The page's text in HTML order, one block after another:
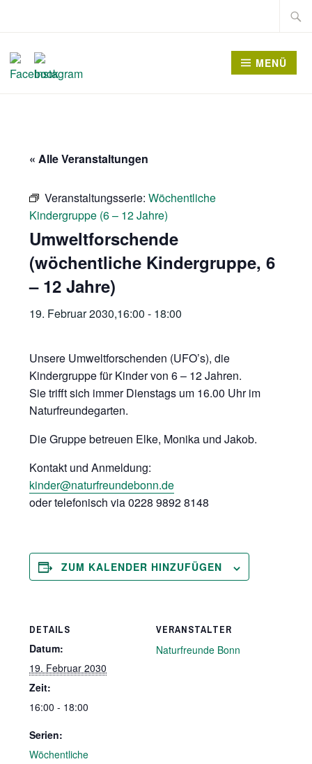
springen
Suche
MENÜ
« Alle Veranstaltungen
Veranstaltungsserie:Wöchentliche
Kindergruppe (6 – 12 Jahre)
Umweltforschende
(wöchentliche Kindergruppe, 6
– 12 Jahre)
19. Februar 2030,16:00 - 18:00
Unsere Umweltforschenden (UFO’s), die
Kindergruppe für Kinder von 6 – 12 Jahren.
Sie trifft sich immer Dienstags um 16.00 Uhr im
Naturfreundegarten.
Die Gruppe betreuen Elke, Monika und Jakob.
Kontakt und Anmeldung:
kinder@naturfreundebonn.de
oder telefonisch via 0228 9892 8148
ZUM KALENDER HINZUFÜGEN
DETAILS
Datum:
19. Februar 2030
Zeit:
16:00 - 18:00
Serien:
Wöchentliche
VERANSTALTER
Naturfreunde Bonn